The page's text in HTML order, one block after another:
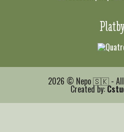
2026 © Nepo 🇸🇰 - All
Created by: